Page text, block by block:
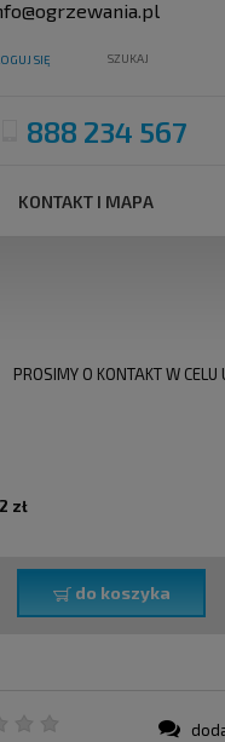
SIĘ
888 234 567
KONTAKT I MAPA
PROSIMY O KONTAKT W CELU
zł
do koszyka